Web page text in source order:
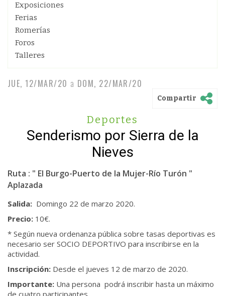
Exposiciones
Ferias
Romerías
Foros
Talleres
JUE, 12/MAR/20 a DOM, 22/MAR/20
Compartir
Deportes
Senderismo por Sierra de la
Nieves
Ruta : " El Burgo-Puerto de la Mujer-Río Turón "
Aplazada
Salida: Domingo 22 de marzo 2020.
Precio: 10€.
* Según nueva ordenanza pública sobre tasas deportivas es
necesario ser SOCIO DEPORTIVO para inscribirse en la
actividad.
Inscripción: Desde el jueves 12 de marzo de 2020.
Importante: Una persona podrá inscribir hasta un máximo
de cuatro participantes.